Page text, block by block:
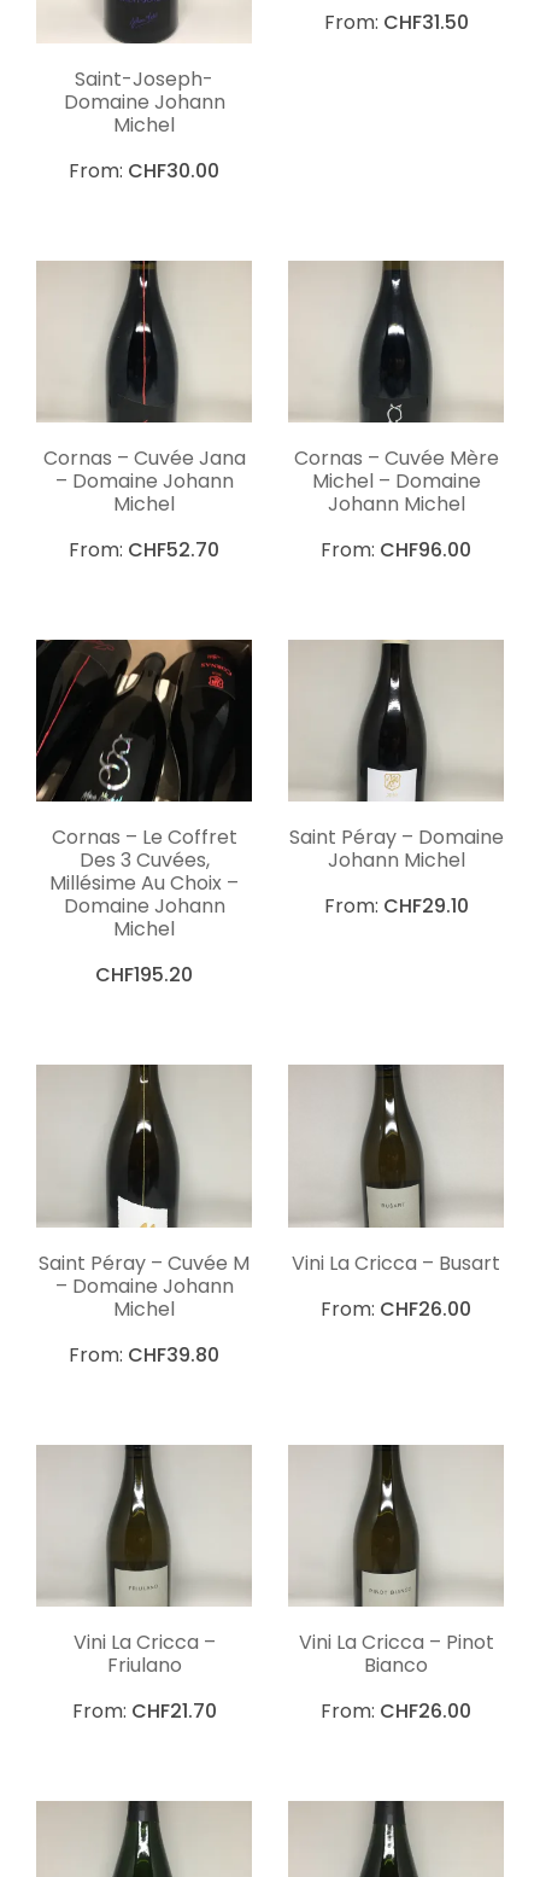
Saint-Joseph-
Domaine Johann
Michel
From: CHF30.00
From: CHF31.50
Cornas – Cuvée Jana
– Domaine Johann
Michel
From: CHF52.70
Cornas – Cuvée Mère
Michel – Domaine
Johann Michel
From: CHF96.00
Cornas – Le Coffret
Des 3 Cuvées,
Millésime Au Choix –
Domaine Johann
Michel
CHF195.20
Saint Péray – Domaine
Johann Michel
From: CHF29.10
Saint Péray – Cuvée M
– Domaine Johann
Michel
From: CHF39.80
Vini La Cricca – Busart
From: CHF26.00
Vini La Cricca –
Friulano
From: CHF21.70
Vini La Cricca – Pinot
Bianco
From: CHF26.00